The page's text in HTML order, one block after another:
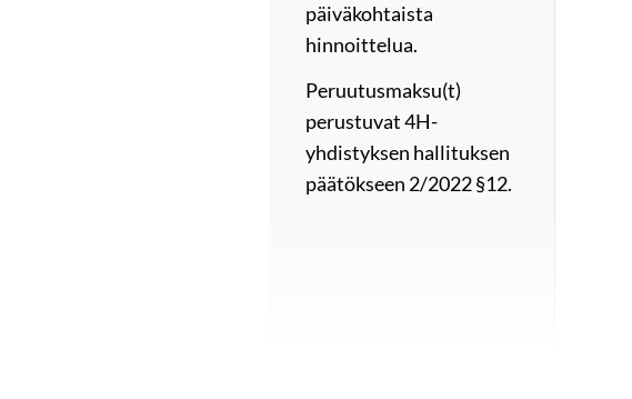
päiväkohtaista
hinnoittelua.
Peruutusmaksu(t)
perustuvat 4H-
yhdistyksen hallituksen
päätökseen 2/2022 §12.